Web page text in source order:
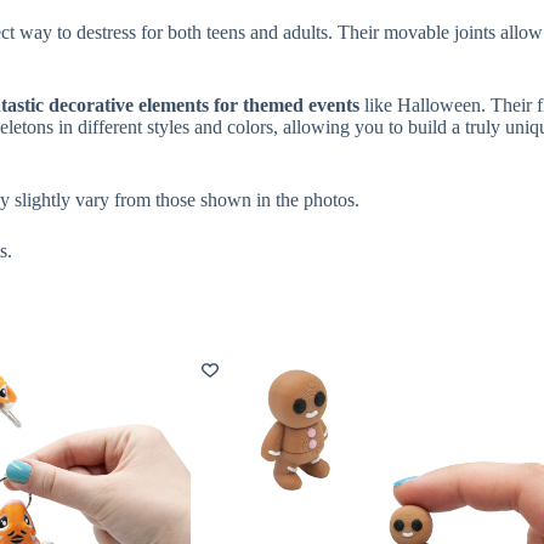
to destress for both teens and adults. Their movable joints
decorative elements for themed events like Halloween. Their
in different styles and colors, allowing you to build a truly
slightly vary from those shown in the photos.